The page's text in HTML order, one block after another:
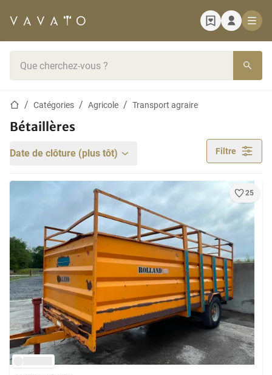
Page d'accueil
Catégories Agricole Transport agraire
Bétaillères
Date de clôture (plus tôt) Filtre
25